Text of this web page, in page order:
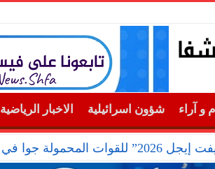
و آراء شؤون اسرائيلية الاخبار الرياضية
جوا في هوبي